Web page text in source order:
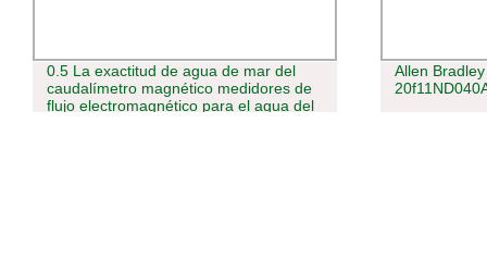
0.5 La exactitud de agua de mar del
caudalímetro magnético medidores de
flujo electromagnético para el agua del
Allen